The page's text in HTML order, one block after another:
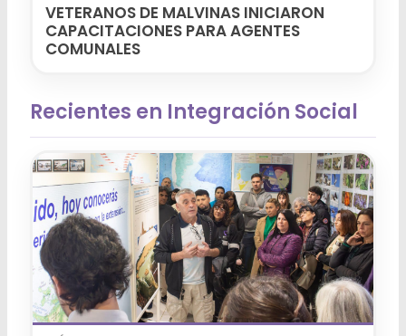
VETERANOS DE MALVINAS INICIARON
CAPACITACIONES PARA AGENTES
COMUNALES
Recientes en Integración Social